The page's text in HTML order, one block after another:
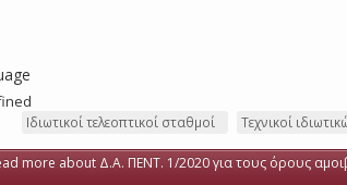
Ιδιωτικοί τελεοπτικοί σταθμοί Τεχνικοί
more about Δ.Α. ΠΕΝΤ. 1/2020 για τους όρους